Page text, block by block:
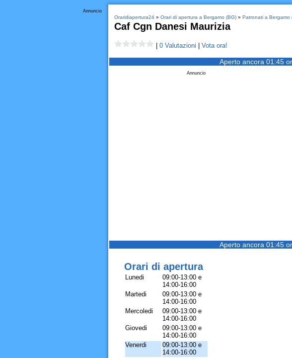
Annuncio
Oraridiapertura24» Orari di apertura a Bergamo (BG)» Patronati a Bergamo
Caf Cgn Danesi Maurizia
0 Valutazioni Vota ora!
Aperto ancora 01:45
Annuncio
Aperto ancora 01:45
Orari di apertura
Lunedi
09:00-13:00 e
14:00-16:00
Martedi
09:00-13:00 e
14:00-16:00
Mercoledi
09:00-13:00 e
14:00-16:00
Giovedi
09:00-13:00 e
14:00-16:00
Venerdi
09:00-13:00 e
14:00-16:00